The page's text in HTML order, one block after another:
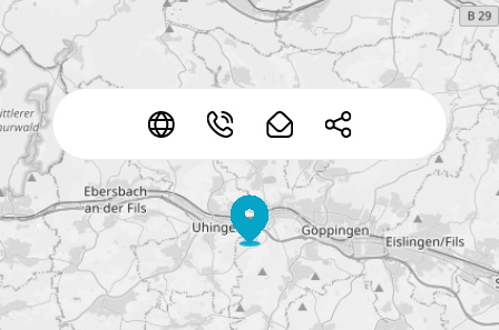
* * * *